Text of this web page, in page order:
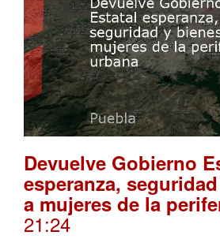
Devuelve Gobierno
esperanza,
a mujeres de la
21:24